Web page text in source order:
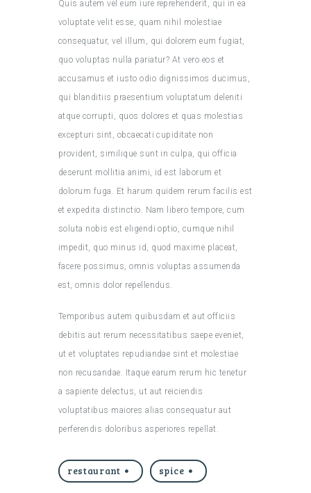
Quis autem vel eum iure reprehenderit, qui in ea
voluptate velit esse, quam nihil molestiae
consequatur, vel illum, qui dolorem eum fugiat,
quo voluptas nulla pariatur? At vero eos et
accusamus et iusto odio dignissimos ducimus,
qui blanditiis praesentium voluptatum deleniti
atque corrupti, quos dolores et quas molestias
excepturi sint, obcaecati cupiditate non
provident, similique sunt in culpa, qui officia
deserunt mollitia animi, id est laborum et
dolorum fuga. Et harum quidem rerum facilis est
et expedita distinctio. Nam libero tempore, cum
soluta nobis est eligendi optio, cumque nihil
impedit, quo minus id, quod maxime placeat,
facere possimus, omnis voluptas assumenda
est, omnis dolor repellendus.
Temporibus autem quibusdam et aut officiis
debitis aut rerum necessitatibus saepe eveniet,
ut et voluptates repudiandae sint et molestiae
non recusandae. Itaque earum rerum hic tenetur
a sapiente delectus, ut aut reiciendis
voluptatibus maiores alias consequatur aut
perferendis doloribus asperiores repellat.
restaurant spice